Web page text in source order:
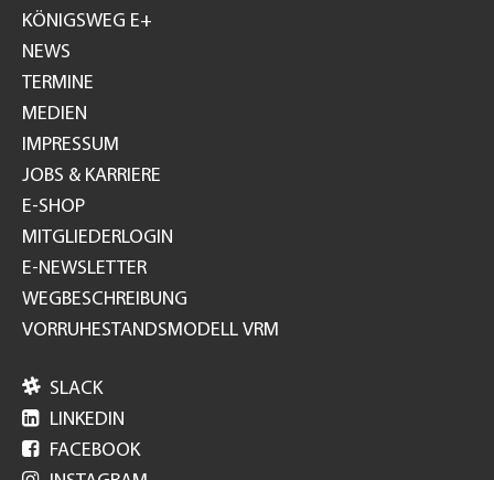
GH
KÖNIGSWEG E+
NEWS
TERMINE
MEDIEN
IMPRESSUM
JOBS & KARRIERE
E-SHOP
MITGLIEDERLOGIN
E-NEWSLETTER
WEGBESCHREIBUNG
VORRUHESTANDSMODELL VRM
 SLACK
 LINKEDIN
 FACEBOOK